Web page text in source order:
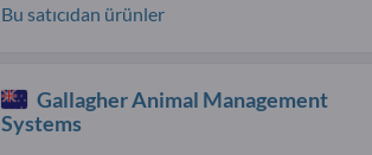
Bu satıcıdan ürünler
Gallagher Animal Management
Systems